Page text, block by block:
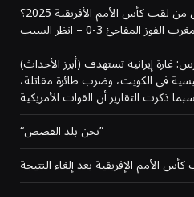
لماذا تم تجريد السنغال من لقب كأس الأمم الأفريقية 2025؟ CAF
المفاجئ 3-0 – انظر السبب
(أبرز الأحداث) الأخبار العاجلة اليوم، 15 مارس: غارة إيرانية تستهدف
في الكويت، وضرب طائرة مقاتلة،
“نحن بلد القصص”
الأمم الإفريقية بعد إلغاء النتيجة